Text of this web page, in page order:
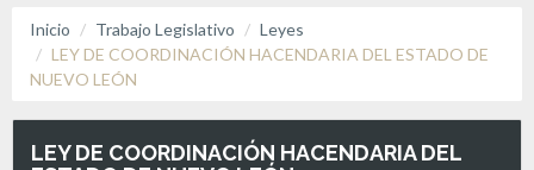
Inicio Trabajo Legislativo
Leyes
LEY DE COORDINACIÓN HACENDARIA DEL ESTADO DE
NUEVO LEÓN
LEY DE COORDINACIÓN HACENDARIA DEL